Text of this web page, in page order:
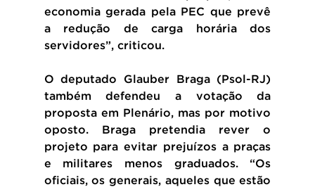
economia gerada pela PEC que prevê
a redução de carga horária dos
servidores”, criticou.
O deputado Glauber Braga (Psol-RJ)
também defendeu a votação da
proposta em Plenário, mas por motivo
oposto. Braga pretendia rever o
projeto para evitar prejuízos a praças
e militares menos graduados. “Os
oficiais, os generais, aqueles que estão